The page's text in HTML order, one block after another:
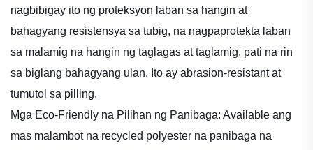
nagbibigay ito ng proteksyon laban sa hangin at
bahagyang resistensya sa tubig, na nagpaprotekta laban
sa malamig na hangin ng taglagas at taglamig, pati na rin
sa biglang bahagyang ulan. Ito ay abrasion-resistant at
tumutol sa pilling.
Mga Eco-Friendly na Pilihan ng Panibaga: Available ang
mas malambot na recycled polyester na panibaga na